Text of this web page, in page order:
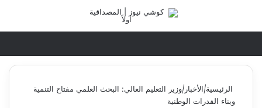
تسجيل الدخول
الرئيسية|الأخبار |وزير التعليم العالي: البحث العلمي مفتاح التنمية
وبناء القدرات الوطنية